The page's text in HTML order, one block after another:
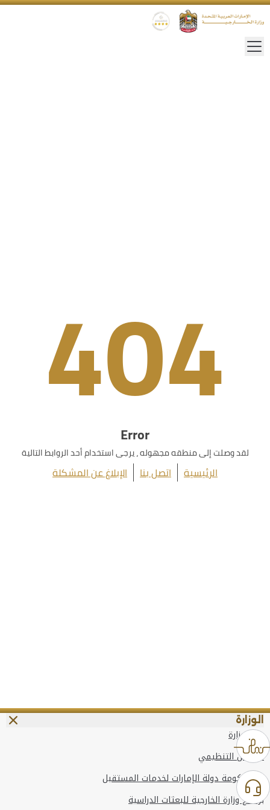
404
Error
لقد وصلت إلى منطقه مجهوله ، يرجى استخدام أحد الروابط التالية
الرئيسية اتصل بنا الإبلاغ عن المشكلة
الوزارة
عن الوزارة
الهيكل التنظيمي
وعد حكومة دولة الإمارات لخدمات المستقبل
برنامج وزارة الخارجية للبعثات الدراسية